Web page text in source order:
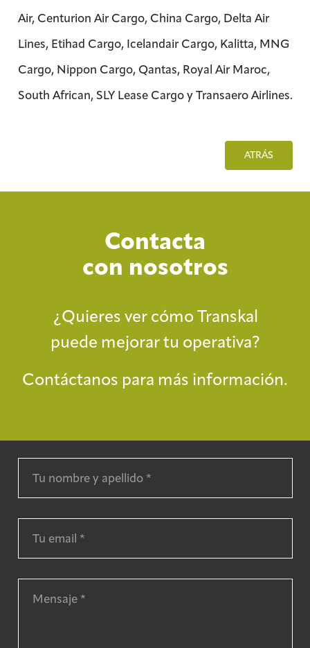
Air, Centurion Air Cargo, China Cargo, Delta Air
Lines, Etihad Cargo, Icelandair Cargo, Kalitta, MNG
Cargo, Nippon Cargo, Qantas, Royal Air Maroc,
South African, SLY Lease Cargo y Transaero Airlines.
ATRÁS
Contacta
con nosotros
¿Quieres ver cómo Transkal
puede mejorar tu operativa?
Contáctanos para más información.